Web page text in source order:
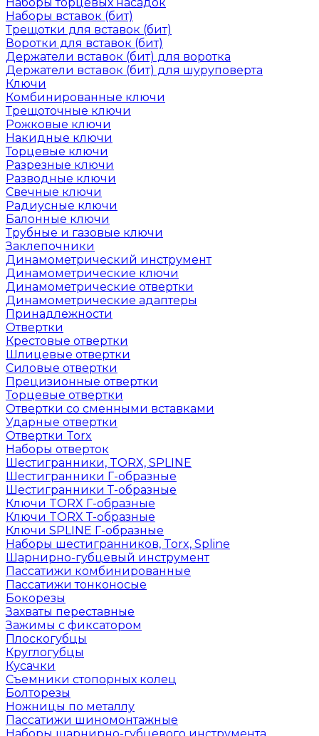
Наборы вставок (бит)
Трещотки для вставок (бит)
Воротки для вставок (бит)
Держатели вставок (бит) для воротка
Держатели вставок (бит) для шуруповерта
Ключи
Комбинированные ключи
Трещоточные ключи
Рожковые ключи
Накидные ключи
Торцевые ключи
Разрезные ключи
Разводные ключи
Свечные ключи
Радиусные ключи
Балонные ключи
Трубные и газовые ключи
Заклепочники
Динамометрический инструмент
Динамометрические ключи
Динамометрические отвертки
Динамометрические адаптеры
Принадлежности
Отвертки
Крестовые отвертки
Шлицевые отвертки
Силовые отвертки
Прецизионные отвертки
Торцевые отвертки
Отвертки со сменными вставками
Ударные отвертки
Отвертки Torx
Наборы отверток
Шестигранники, TORX, SPLINE
Шестигранники Г-образные
Шестигранники Т-образные
Ключи TORX Г-образные
Ключи TORX Т-образные
Ключи SPLINE Г-образные
Наборы шестигранников, Torx, Spline
Шарнирно-губцевый инструмент
Пассатижи комбинированные
Пассатижи тонконосые
Бокорезы
Захваты переставные
Зажимы с фиксатором
Плоскогубцы
Круглогубцы
Кусачки
Съемники стопорных колец
Болторезы
Ножницы по металлу
Пассатижи шиномонтажные